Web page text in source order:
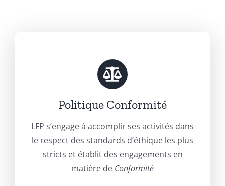
Politique Conformité
LFP s’engage à accomplir ses activités dans
le respect des standards d’éthique les plus
stricts et établit des engagements en
matière de Conformité